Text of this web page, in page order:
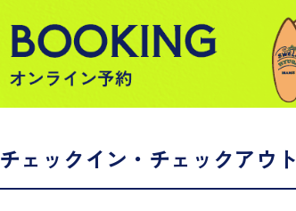
チェックイン・チェックアウト